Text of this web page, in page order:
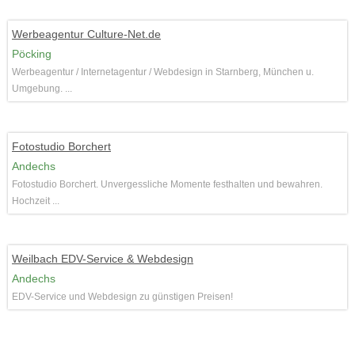
Werbeagentur Culture-Net.de
Pöcking
Werbeagentur / Internetagentur / Webdesign in Starnberg, München u.
Umgebung. ...
Fotostudio Borchert
Andechs
Fotostudio Borchert. Unvergessliche Momente festhalten und bewahren.
Hochzeit ...
Weilbach EDV-Service & Webdesign
Andechs
EDV-Service und Webdesign zu günstigen Preisen!